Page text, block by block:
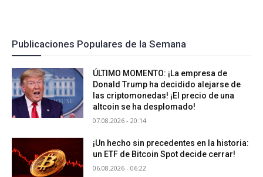
Publicaciones Populares de la Semana
ÚLTIMO MOMENTO: ¡La empresa de
Donald Trump ha decidido alejarse de
las criptomonedas! ¡El precio de una
altcoin se ha desplomado!
07.08.2026 - 20:14
¡Un hecho sin precedentes en la historia:
un ETF de Bitcoin Spot decide cerrar!
06.08.2026 - 06:22